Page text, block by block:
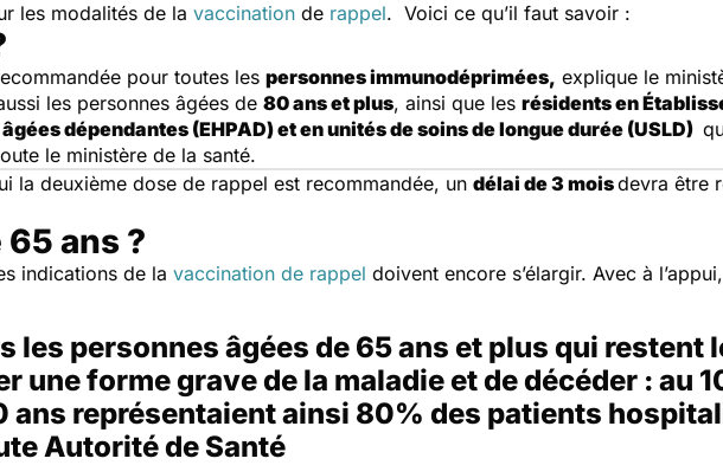
les modalités de la vaccination de rappel. Voici ce qu’il faut savoir :
pour toutes les personnes immunodéprimées, explique le
les personnes âgées de 80 ans et plus, ainsi que les résidents en
dépendantes (EHPAD) et en unités de soins de longue durée (USLD)
le ministère de la santé.
la deuxième dose de rappel est recommandée, un délai de 3 moisdevra être
ans ?
indications de la vaccination de rappel doivent encore s’élargir. Avec à
personnes âgées de 65 ans et plus qui restent
une forme grave de la maladie et de décéder : au
ans représentaient ainsi 80% des patients
Autorité de Santé